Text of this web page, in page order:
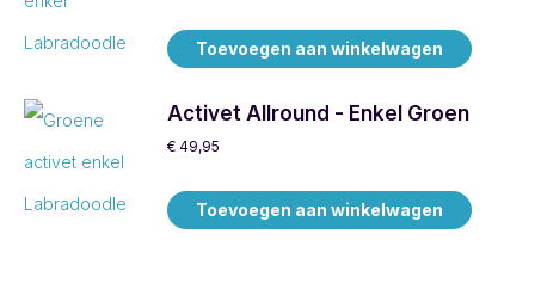
Toevoegen aan winkelwagen
Activet Allround - Enkel Groen
€ 49,95
Toevoegen aan winkelwagen